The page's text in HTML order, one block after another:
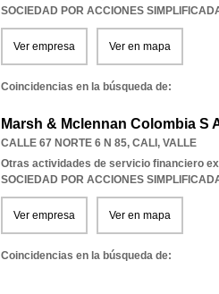
SOCIEDAD POR ACCIONES
Ver empresa Ver en mapa
Coincidencias en la búsqueda de:
Marsh & Mclennan Colombia S
CALLE 67 NORTE 6 N 85, CALI , VALLE
Otras actividades de servicio financiero
SOCIEDAD POR ACCIONES
Ver empresa Ver en mapa
Coincidencias en la búsqueda de: